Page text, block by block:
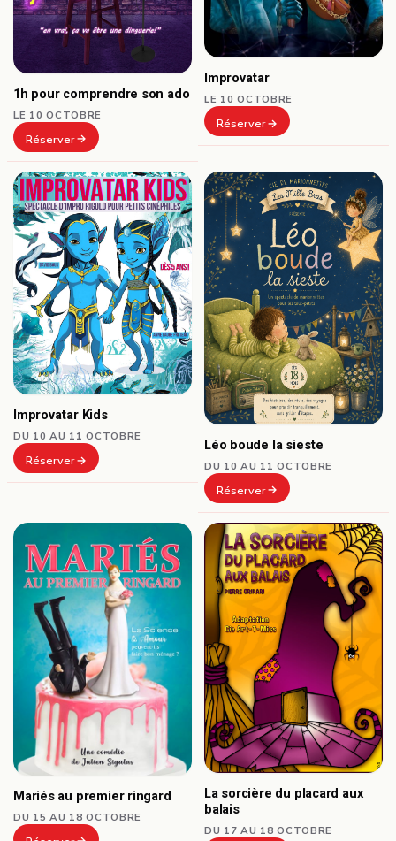
1h pour comprendre son ado
LE 10 OCTOBRE
Réserver
Improvatar
LE 10 OCTOBRE
Réserver
Improvatar Kids
DU 10 AU 11 OCTOBRE
Réserver
Léo boude la sieste
DU 10 AU 11 OCTOBRE
Réserver
Mariés au premier ringard
DU 15 AU 18 OCTOBRE
La sorcière du placard aux
balais
DU 17 AU 18 OCTOBRE